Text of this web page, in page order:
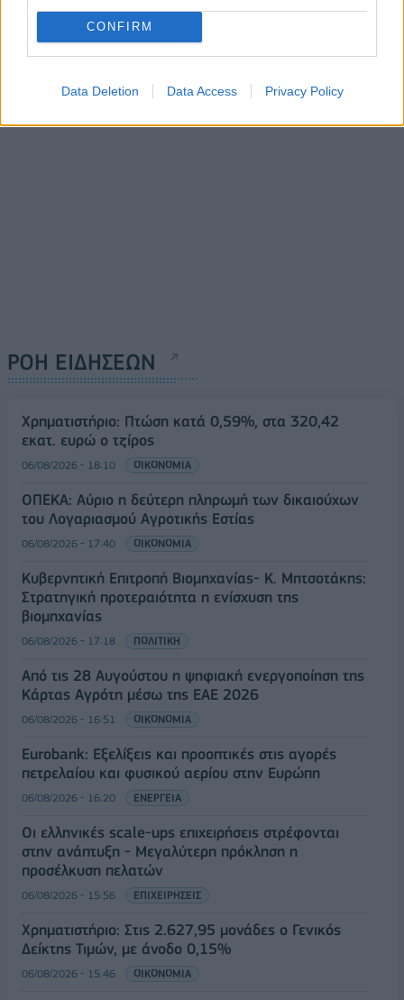
CONFIRM
Data Deletion Data Access Privacy Policy
11/09/2017 - 03:00
"Εξαιρετικά αρνητικό
11/09/2017 - 03:00
ΡΟΗ ΕΙΔΗΣΕΩΝ
Χρηματιστήριο: Πτώση κατά 0,59%, στα 320,42
εκατ. ευρώ ο τζίρος
06/08/2026 - 18:10 ΟΙΚΟΝΟΜΙΑ
ΟΠΕΚΑ: Αύριο η δεύτερη πληρωμή των δικαιούχων
του Λογαριασμού Αγροτικής Εστίας
06/08/2026 - 17:40 ΟΙΚΟΝΟΜΙΑ
Κυβερνητική Επιτροπή Βιομηχανίας- Κ. Μητσοτάκης:
Στρατηγική προτεραιότητα η ενίσχυση της
βιομηχανίας
06/08/2026 - 17:18 ΠΟΛΙΤΙΚΗ
Από τις 28 Αυγούστου η ψηφιακή ενεργοποίηση της
Κάρτας Αγρότη μέσω της ΕΑΕ 2026
06/08/2026 - 16:51 ΟΙΚΟΝΟΜΙΑ
Eurobank: Εξελίξεις και προοπτικές στις αγορές
πετρελαίου και φυσικού αερίου στην Ευρώπη
06/08/2026 - 16:20 ΕΝΕΡΓΕΙΑ
Οι ελληνικές scale-ups επιχειρήσεις στρέφονται
στην ανάπτυξη - Μεγαλύτερη πρόκληση η
προσέλκυση πελατών
06/08/2026 - 15:56 ΕΠΙΧΕΙΡΗΣΕΙΣ
Χρηματιστήριο: Στις 2.627,95 μονάδες ο Γενικός
Δείκτης Τιμών, με άνοδο 0,15%
06/08/2026 - 15:46 ΟΙΚΟΝΟΜΙΑ